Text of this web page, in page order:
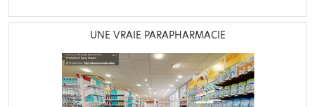
UNE VRAIE PARAPHARMACIE